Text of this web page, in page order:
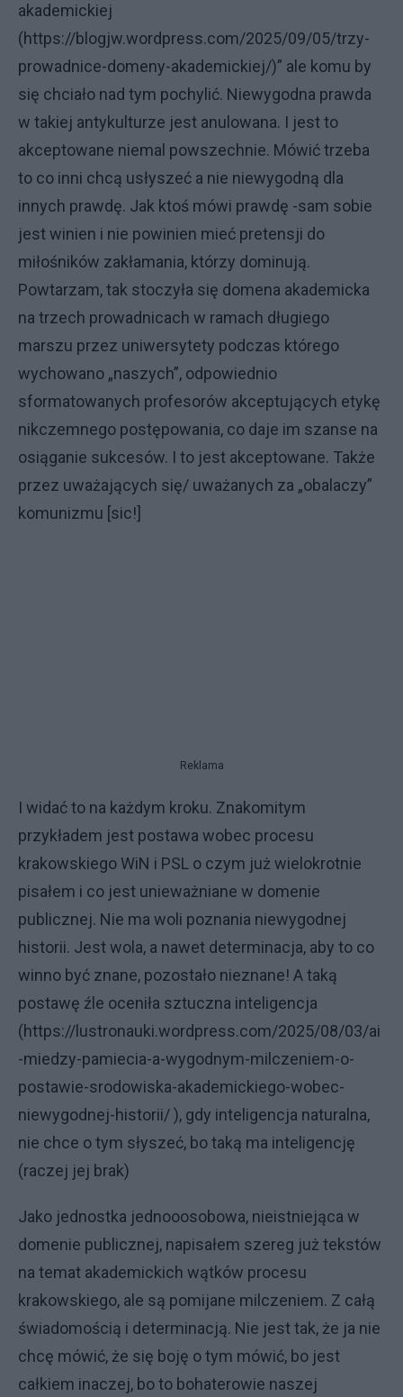
akademickiej
(https://blogjw.wordpress.com/2025/09/05/trzy-
prowadnice-domeny-akademickiej/)” ale komu by
się chciało nad tym pochylić. Niewygodna prawda
w takiej antykulturze jest anulowana. I jest to
akceptowane niemal powszechnie. Mówić trzeba
to co inni chcą usłyszeć a nie niewygodną dla
innych prawdę. Jak ktoś mówi prawdę -sam sobie
jest winien i nie powinien mieć pretensji do
miłośników zakłamania, którzy dominują.
Powtarzam, tak stoczyła się domena akademicka
na trzech prowadnicach w ramach długiego
marszu przez uniwersytety podczas którego
wychowano „naszych”, odpowiednio
sformatowanych profesorów akceptujących etykę
nikczemnego postępowania, co daje im szanse na
osiąganie sukcesów. I to jest akceptowane. Także
przez uważających się/ uważanych za „obalaczy”
komunizmu [sic!]
Reklama
I widać to na każdym kroku. Znakomitym
przykładem jest postawa wobec procesu
krakowskiego WiN i PSL o czym już wielokrotnie
pisałem i co jest unieważniane w domenie
publicznej. Nie ma woli poznania niewygodnej
historii. Jest wola, a nawet determinacja, aby to co
winno być znane, pozostało nieznane! A taką
postawę źle oceniła sztuczna inteligencja
(https://lustronauki.wordpress.com/2025/08/03/ai
-miedzy-pamiecia-a-wygodnym-milczeniem-o-
postawie-srodowiska-akademickiego-wobec-
niewygodnej-historii/ ), gdy inteligencja naturalna,
nie chce o tym słyszeć, bo taką ma inteligencję
(raczej jej brak)
Jako jednostka jednooosobowa, nieistniejąca w
domenie publicznej, napisałem szereg już tekstów
na temat akademickich wątków procesu
krakowskiego, ale są pomijane milczeniem. Z całą
świadomością i determinacją. Nie jest tak, że ja nie
chcę mówić, że się boję o tym mówić, bo jest
całkiem inaczej, bo to bohaterowie naszej